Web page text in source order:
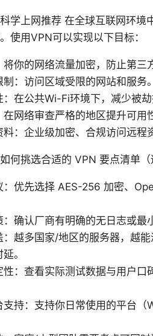
学上网推荐 在全球互联网环
使用VPN可以实现以下目标：
你的网络流量加密，防止第三
：访问区域受限的网站和服务。
在公共Wi-Fi环境下，减少被劫
网络审查严格的地区提升可用
：企业级加密、合规访问远程
何挑选合适的 VPN 要点清单（
：优先选择 AES-256 加密、
确认厂商有明确的无日志或最
：越多国家/地区的服务器，越
。
性：查看实际测试数据与用户
支持：支持你日常使用的平台